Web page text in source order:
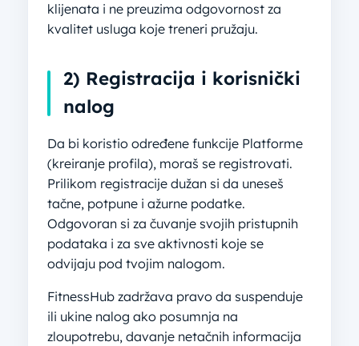
klijenata i ne preuzima odgovornost za
kvalitet usluga koje treneri pružaju.
2) Registracija i korisnički
nalog
Da bi koristio određene funkcije Platforme
(kreiranje profila), moraš se registrovati.
Prilikom registracije dužan si da uneseš
tačne, potpune i ažurne podatke.
Odgovoran si za čuvanje svojih pristupnih
podataka i za sve aktivnosti koje se
odvijaju pod tvojim nalogom.
FitnessHub zadržava pravo da suspenduje
ili ukine nalog ako posumnja na
zloupotrebu, davanje netačnih informacija